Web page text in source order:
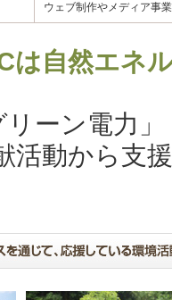
ウェブ制作やメディア事
は自然エネ
ーン電力
活動から支